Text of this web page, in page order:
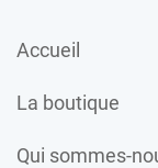
Accueil
La boutique
Qui sommes-